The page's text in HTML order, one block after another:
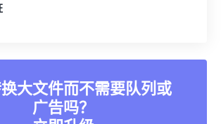
大文件而不需要队列或
广告吗？